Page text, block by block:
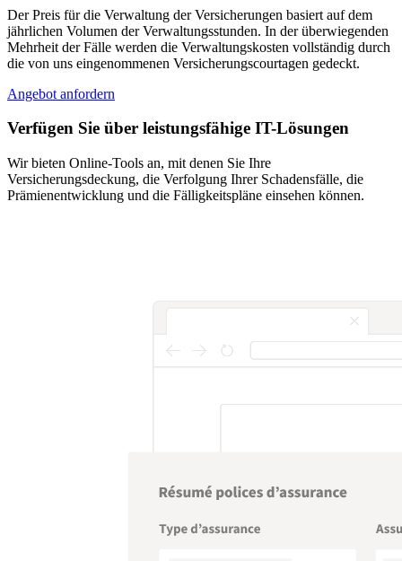
Der Preis für die Verwaltung der Versicherungen basiert auf dem
jährlichen Volumen der Verwaltungsstunden. In der überwiegenden
Mehrheit der Fälle werden die Verwaltungskosten vollständig durch
die von uns eingenommenen Versicherungscourtagen gedeckt.
Angebot anfordern
Verfügen Sie über leistungsfähige IT-Lösungen
Wir bieten Online-Tools an, mit denen Sie Ihre
Versicherungsdeckung, die Verfolgung Ihrer Schadensfälle, die
Prämienentwicklung und die Fälligkeitspläne einsehen können.